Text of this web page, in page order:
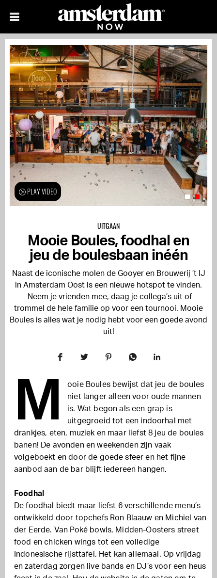
UITGAAN
Mooie Boules, foodhal en
jeu de boulesbaan inéén
Naast de iconische molen de Gooyer en Brouwerij ’t IJ
in Amsterdam Oost is een nieuwe hotspot te vinden.
Neem je vrienden mee, daag je collega’s uit of
trommel de hele familie op voor een tournooi. Mooie
Boules is alles wat je nodig hebt voor een goede avond
uit!
PLAY VIDEO
M
ooie Boules bewijst dat jeu de boules
niet langer alleen voor oude mannen
is. Wat begon als een grap is
uitgegroeid tot een indoorhal met
drankjes, eten, muziek en maar liefst 8 jeu de boules
banen! De avonden en weekenden zijn vaak
volgeboekt en door de goede sfeer en het fijne
aanbod aan de bar blijft iedereen hangen.
Foodhal
De foodhal biedt maar liefst 6 verschillende menu’s
ontwikkeld door topchefs Ron Blaauw en Michiel van
der Eerde. Van Poké bowls, Midden-Oosters street
food en chicken wings tot een volledige
Indonesische rijsttafel. Het kan allemaal. Op vrijdag
en zaterdag zorgen live bands en DJ’s voor een heus